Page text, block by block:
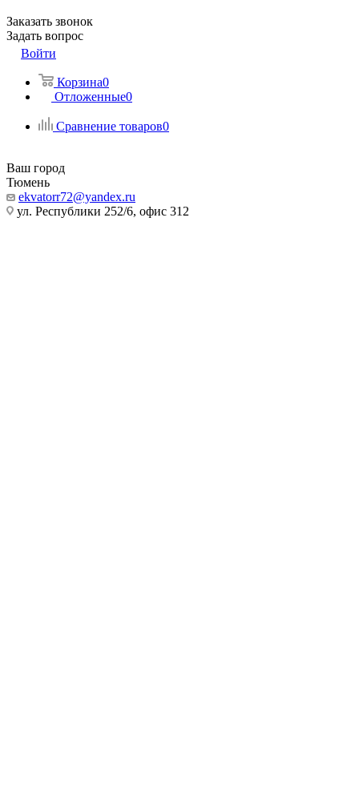
Заказать звонок
Задать вопрос
Войти
Корзина0
Отложенные0
Сравнение товаров0
Ваш город
Тюмень
ekvatorr72@yandex.ru
ул. Республики 252/6, офис 312